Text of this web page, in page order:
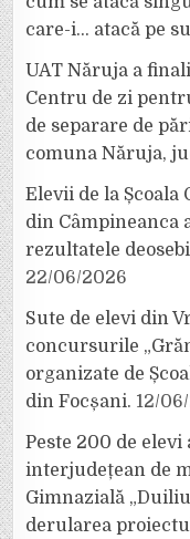
care-i… atacă pe
UAT Năruja a
Centru de zi
de separare de
comuna Năruja,
Elevii de la Școala
din Câmpineanca
rezultatele
22/06/2026
Sute de elevi din
concursurile
organizate de
din Focșani. 12/
Peste 200 de
interjudețean de
Gimnazială
derularea